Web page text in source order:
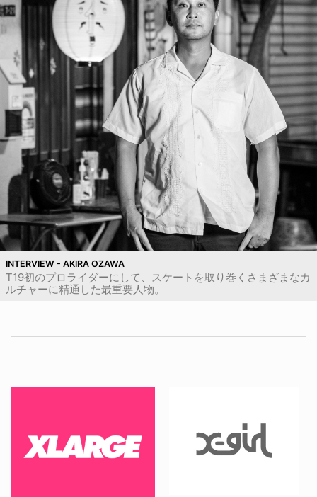
INTERVIEW - AKIRA OZAWA
T19初のプロライダーにして、スケートを取り巻くさまざまなカ
ルチャーに精通した最重要人物。